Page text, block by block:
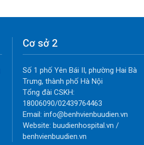
Cơ sở 2
Số 1 phố Yên Bái II, phường Hai Bà
Trưng, thành phố Hà Nội
Tổng đài CSKH:
18006090/02439764463
Email: info@benhvienbuudien.vn
Website: buudienhospital.vn /
benhvienbuudien.vn